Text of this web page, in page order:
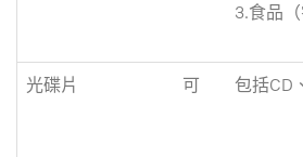
3.食品
光碟片 可 包括CD